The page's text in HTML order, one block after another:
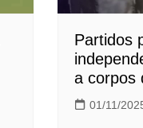
Partidos
a corpos
01/11/